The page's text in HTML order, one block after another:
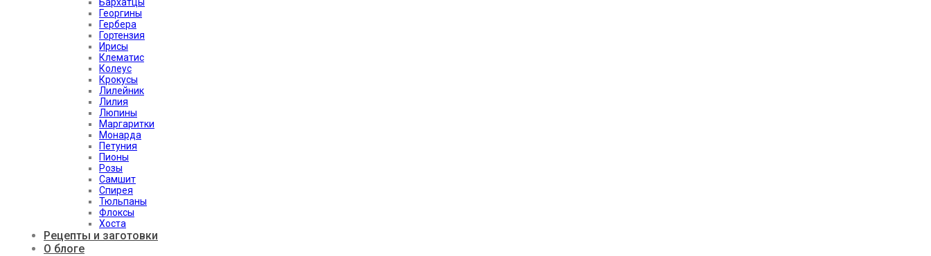
Георгины
Гербера
Гортензия
Ирисы
Клематис
Колеус
Крокусы
Лилейник
Лилия
Люпины
Маргаритки
Монарда
Петуния
Пионы
Розы
Самшит
Спирея
Тюльпаны
Флоксы
Хоста
Рецепты и заготовки
О блоге